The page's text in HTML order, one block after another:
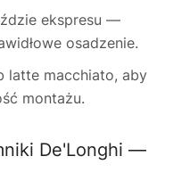
ekspresu —
osadzenie.
latte macchiato, aby
montażu.
De'Longhi —